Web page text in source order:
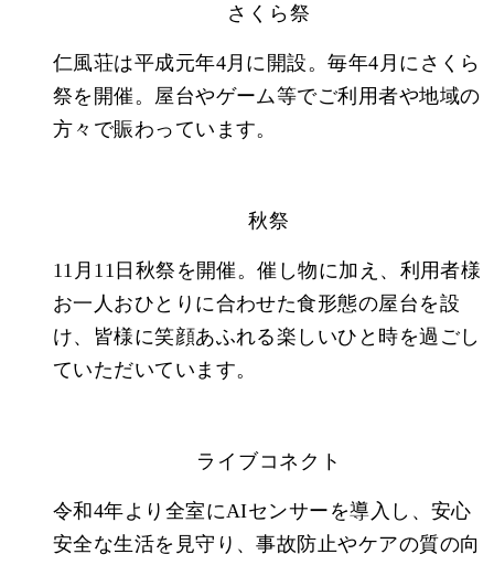
さくら祭
仁風荘は平成元年4月に開設。毎年4月にさくら
祭を開催。屋台やゲーム等でご利用者や地域の
方々で賑わっています。
秋祭
11月11日秋祭を開催。催し物に加え、利用者様
お一人おひとりに合わせた食形態の屋台を設
け、皆様に笑顔あふれる楽しいひと時を過ごし
ていただいています。
ライブコネクト
令和4年より全室にAIセンサーを導入し、安心
安全な生活を見守り、事故防止やケアの質の向